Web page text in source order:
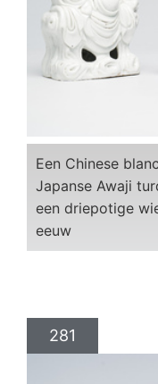
Een Chinese
Japanse Awaji
een driepotige
eeuw
281